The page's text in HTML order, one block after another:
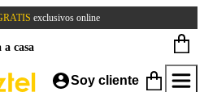
exclusivos online
casa
Soy cliente